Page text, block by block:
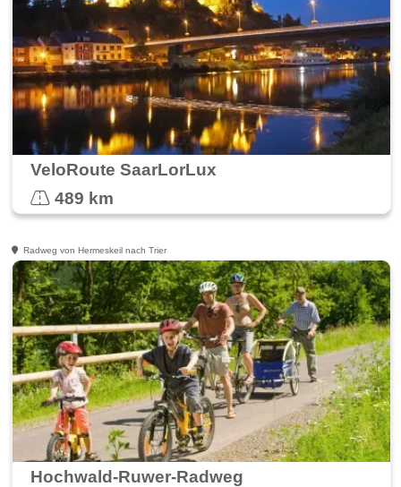
VeloRoute SaarLorLux
489 km
Radweg von Hermeskeil nach Trier
Hochwald-Ruwer-Radweg